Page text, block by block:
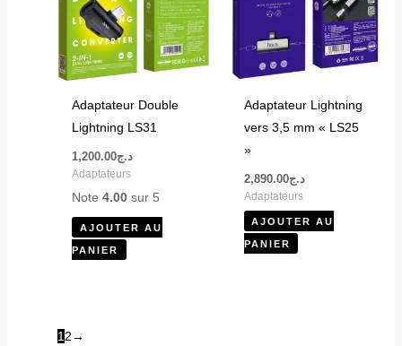
Adaptateur Double
Lightning LS31
د.ج1,200.00
Adaptateurs
Note4.00 sur 5
AJOUTER AU
PANIER
Adaptateur Lightning
vers 3,5 mm « LS25
»
د.ج2,890.00
Adaptateurs
AJOUTER AU
PANIER
1 2→